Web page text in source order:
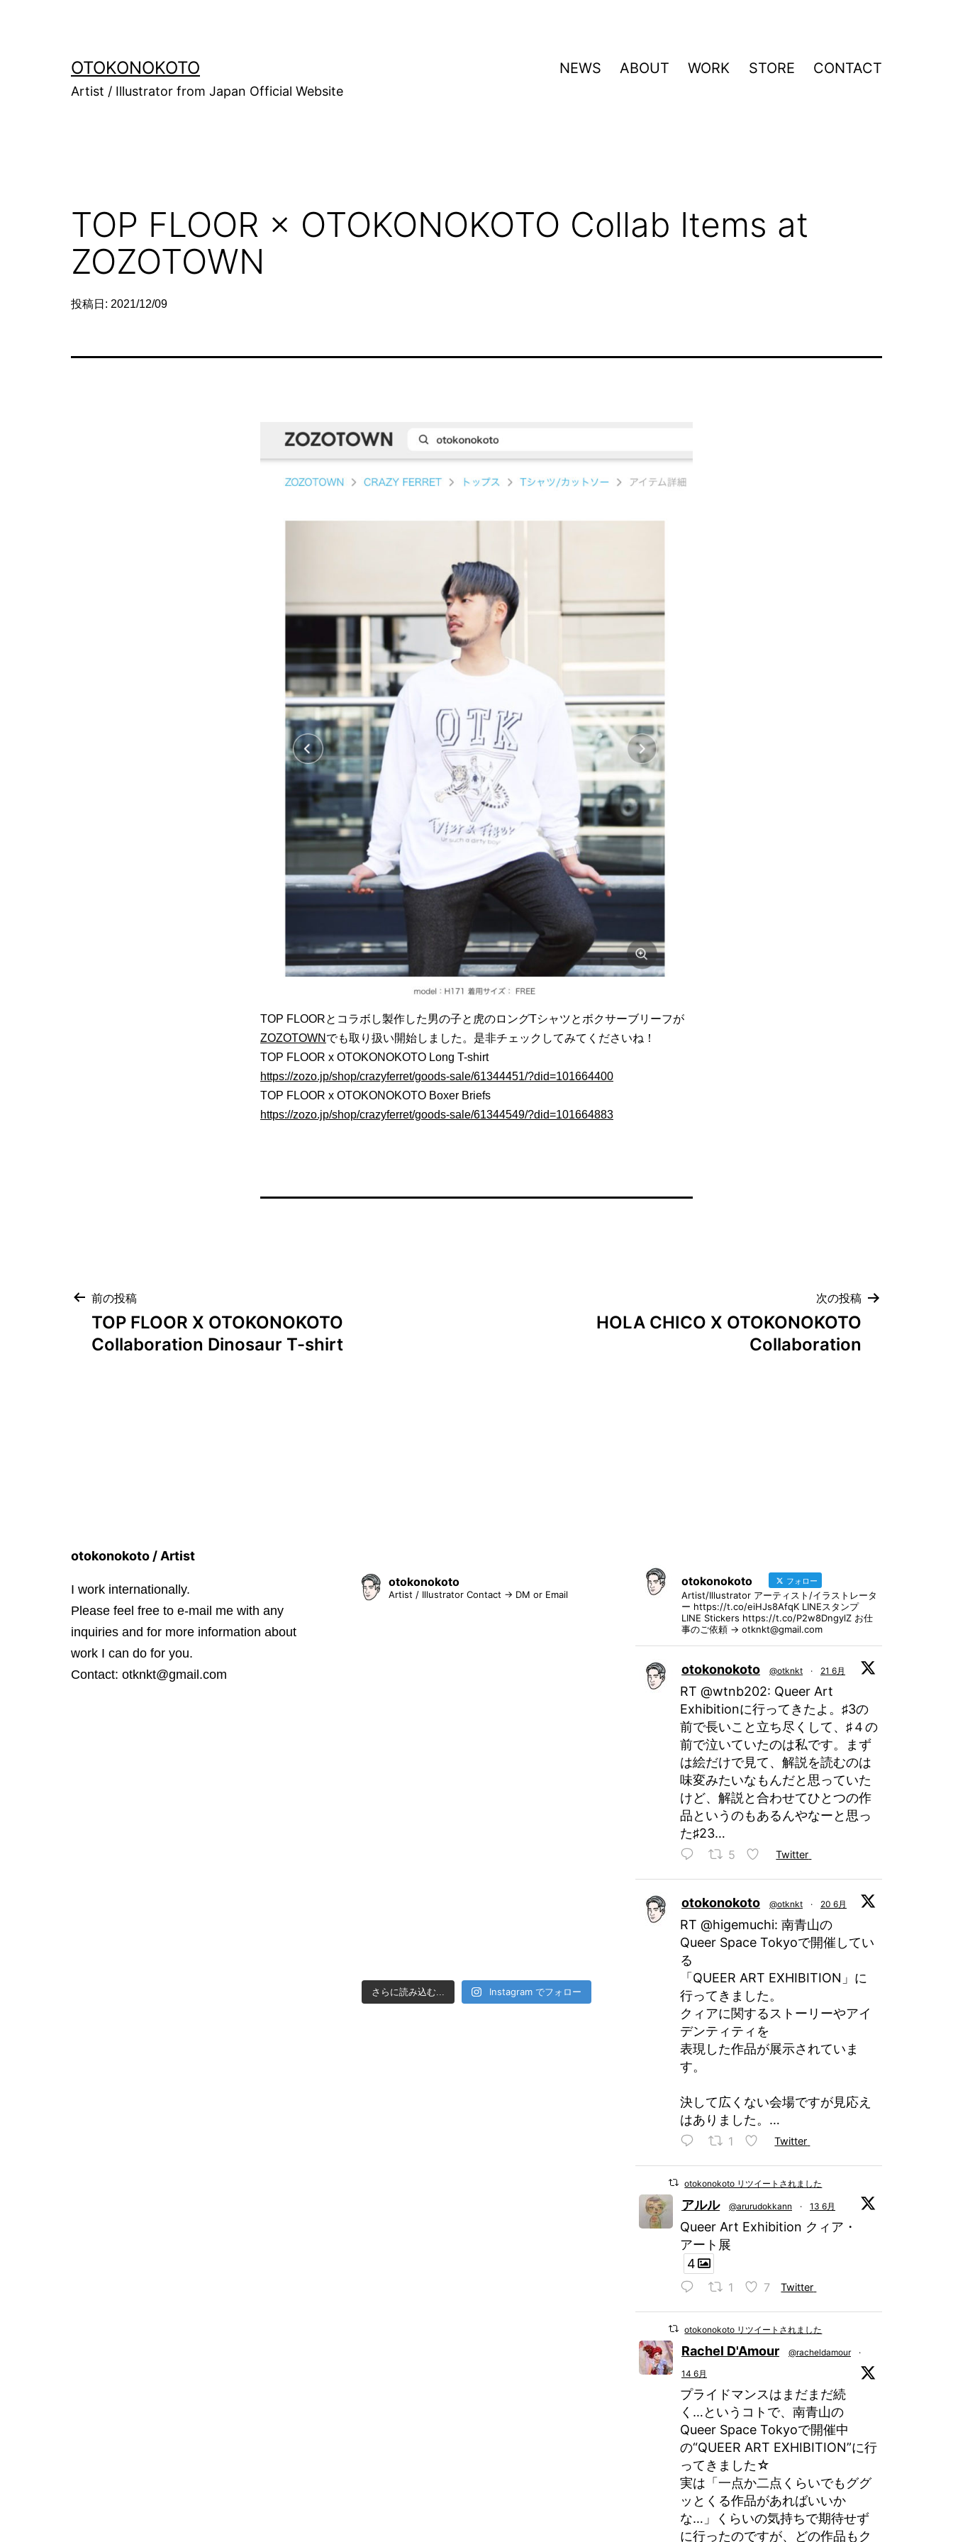
OTOKONOKOTO
Artist / Illustrator from Japan Official Website
NEWS ABOUT WORK STORE CONTACT
TOP FLOOR × OTOKONOKOTO Collab Items at
ZOZOTOWN
投稿日: 2021/12/09
TOP FLOORとコラボし製作した男の子と虎のロングTシャツとボクサーブリーフが
ZOZOTOWN でも取り扱い開始しました。是非チェックしてみてくださいね！
TOP FLOOR x OTOKONOKOTO Long T-shirt
https://zozo.jp/shop/crazyferret/goods-sale/61344451/?did=101664400
TOP FLOOR x OTOKONOKOTO Boxer Briefs
https://zozo.jp/shop/crazyferret/goods-sale/61344549/?did=101664883
投 前の投稿
TOP FLOOR X OTOKONOKOTO
Collaboration Dinosaur T-shirt
次の投稿
HOLA CHICO X OTOKONOKOTO
Collaboration
otokonokoto / Artist
I work internationally.
Please feel free to e-mail me with any
inquiries and for more information about
work I can do for you.
Contact: otknkt@gmail.com
otokonokoto
Artist / Illustrator Contact → DM or Email
さらに読み込む... Instagram でフォロー
otokonokoto フォロー
Artist/Illustrator アーティスト/イラストレータ
ー https://t.co/eiHJs8AfqK LINEスタンプ
LINE Stickers https://t.co/P2w8DngylZ お仕
事のご依頼 → otknkt@gmail.com
otokonokoto @otknkt · 21 6月
RT @wtnb202: Queer Art
Exhibitionに行ってきたよ。♯3の
前で長いこと立ち尽くして、♯４の
前で泣いていたのは私です。まず
は絵だけで見て、解説を読むのは
味変みたいなもんだと思っていた
けど、解説と合わせてひとつの作
品というのもあるんやなーと思っ
た♯23…
5 Twitter
otokonokoto @otknkt · 20 6月
RT @higemuchi: 南青山の
Queer Space Tokyoで開催してい
る
「QUEER ART EXHIBITION」に
行ってきました。
クィアに関するストーリーやアイ
デンティティを
表現した作品が展示されていま
す。
決して広くない会場ですが見応え
はありました。…
1 Twitter
otokonokoto リツイートされました
アルル @arurudokkann · 13 6月
Queer Art Exhibition クィア・
アート展
4
1 7 Twitter
otokonokoto リツイートされました
Rachel D'Amour @racheldamour
·
14 6月
プライドマンスはまだまだ続
く…というコトで、南青山の
Queer Space Tokyoで開催中
の“QUEER ART EXHIBITION”に行
ってきました☆
実は「一点か二点くらいでもググ
ッとくる作品があればいいか
な…」くらいの気持ちで期待せず
に行ったのですが、どの作品もク